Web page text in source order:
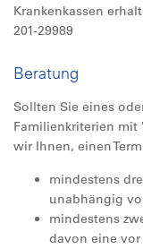
Krankenkassen
201-29989
Beratung
Sollten Sie eines
Familienkriterien
wir Ihnen, einen
mindestens
unabhängig
mindestens
davon eine vor